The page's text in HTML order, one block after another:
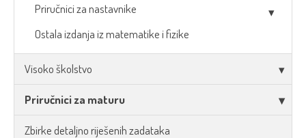
Priručnici za nastavnike
Ostala izdanja iz matematike i fizike
Visoko školstvo
Priručnici za maturu
Zbirke detaljno riješenih zadataka